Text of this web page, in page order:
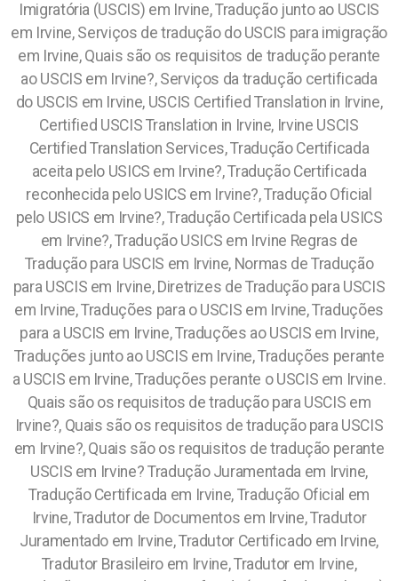
Imigratória (USCIS) em Irvine, Tradução junto ao USCIS
em Irvine, Serviços de tradução do USCIS para imigração
em Irvine, Quais são os requisitos de tradução perante
ao USCIS em Irvine?, Serviços da tradução certificada
do USCIS em Irvine, USCIS Certified Translation in Irvine,
Certified USCIS Translation in Irvine, Irvine USCIS
Certified Translation Services, Tradução Certificada
aceita pelo USICS em Irvine?, Tradução Certificada
reconhecida pelo USICS em Irvine?, Tradução Oficial
pelo USICS em Irvine?, Tradução Certificada pela USICS
em Irvine?, Tradução USICS em Irvine Regras de
Tradução para USCIS em Irvine, Normas de Tradução
para USCIS em Irvine, Diretrizes de Tradução para USCIS
em Irvine, Traduções para o USCIS em Irvine, Traduções
para a USCIS em Irvine, Traduções ao USCIS em Irvine,
Traduções junto ao USCIS em Irvine, Traduções perante
a USCIS em Irvine, Traduções perante o USCIS em Irvine.
Quais são os requisitos de tradução para USCIS em
Irvine?, Quais são os requisitos de tradução para USCIS
em Irvine?, Quais são os requisitos de tradução perante
USCIS em Irvine? Tradução Juramentada em Irvine,
Tradução Certificada em Irvine, Tradução Oficial em
Irvine, Tradutor de Documentos em Irvine, Tradutor
Juramentado em Irvine, Tradutor Certificado em Irvine,
Tradutor Brasileiro em Irvine, Tradutor em Irvine,